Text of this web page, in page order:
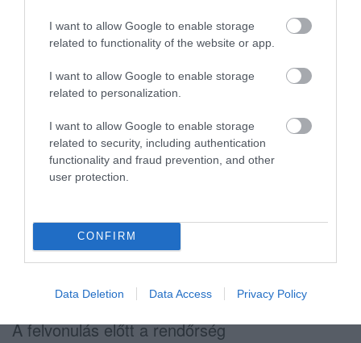
I want to allow Google to enable storage
related to functionality of the website or app.
I want to allow Google to enable storage
related to personalization.
I want to allow Google to enable storage
related to security, including authentication
functionality and fraud prevention, and other
user protection.
CONFIRM
Data Deletion Data Access Privacy Policy
patakparton - “Patakátkelés” - Janklovics
Károly utca. – Tűzoltó tér (Kerékpárút) -
Zalár utca - Dobó tér
A felvonulást rossz idő esetén is megtartjuk!
fennakadásokra lehet számítani. A felvonulás
egy-egy kereszteződésben kb. öt percig tartja
fel az autós forgalmat. Az autóban ülők
türelmét kérjük és köszönjük.
A felvonulás előtt a rendőrség